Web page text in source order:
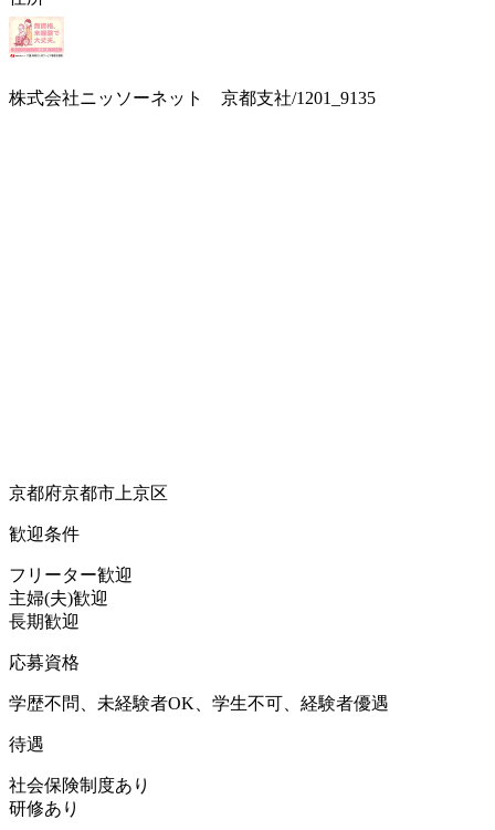
株式会社ニッソーネット 京都支社/1201_9135
京都府京都市上京区
歓迎条件
フリーター歓迎
主婦(夫)歓迎
長期歓迎
応募資格
学歴不問、未経験者OK、学生不可、経験者優遇
待遇
社会保険制度あり
研修あり